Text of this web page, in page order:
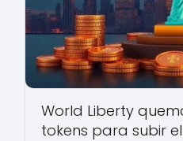
World Liberty
tokens para subir